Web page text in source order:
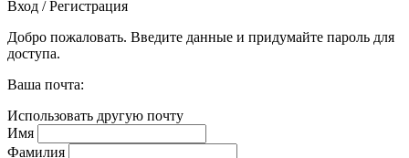
Вход / Регистрация
Добро пожаловать. Введите данные и придумайте пароль для
доступа.
Ваша почта:
Использовать другую почту
Имя
Фамилия